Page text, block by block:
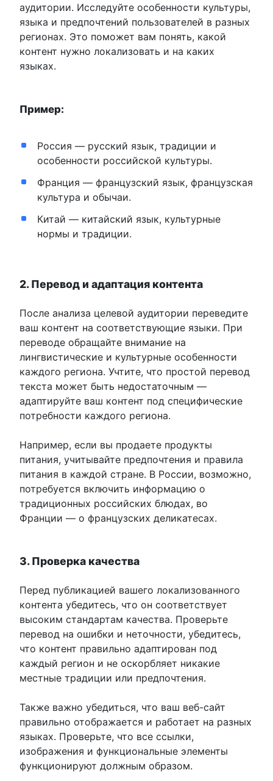
аудитории. Исследуйте особенности культуры,
языка и предпочтений пользователей в разных
регионах. Это поможет вам понять, какой
контент нужно локализовать и на каких
языках.
Пример:
Россия — русский язык, традиции и
особенности российской культуры.
Франция — французский язык, французская
культура и обычаи.
Китай — китайский язык, культурные
нормы и традиции.
2. Перевод и адаптация контента
После анализа целевой аудитории переведите
ваш контент на соответствующие языки. При
переводе обращайте внимание на
лингвистические и культурные особенности
каждого региона. Учтите, что простой перевод
текста может быть недостаточным —
адаптируйте ваш контент под специфические
потребности каждого региона.
Например, если вы продаете продукты
питания, учитывайте предпочтения и правила
питания в каждой стране. В России, возможно,
потребуется включить информацию о
традиционных российских блюдах, во
Франции — о французских деликатесах.
3. Проверка качества
Перед публикацией вашего локализованного
контента убедитесь, что он соответствует
высоким стандартам качества. Проверьте
перевод на ошибки и неточности, убедитесь,
что контент правильно адаптирован под
каждый регион и не оскорбляет никакие
местные традиции или предпочтения.
Также важно убедиться, что ваш веб-сайт
правильно отображается и работает на разных
языках. Проверьте, что все ссылки,
изображения и функциональные элементы
функционируют должным образом.